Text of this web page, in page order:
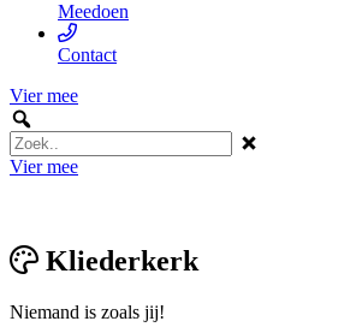
Meedoen
Contact
Vier mee
Vier mee
Kliederkerk
Niemand is zoals jij!